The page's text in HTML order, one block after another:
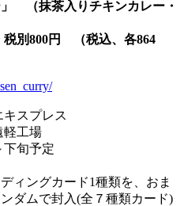
」 （抹茶入りチキンカレー・
税別800円 （税込、各864
キスプレス
軽工場
下旬予定
ィングカード1種類を、おま
ダムで封入(全７種類カード)